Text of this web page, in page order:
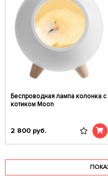
Беспроводная лампа колонка с
котиком Moon
2 800 руб.